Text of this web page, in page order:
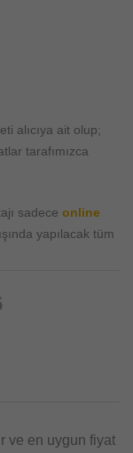
alıcıya ait olup;
tarafımızca
sadece online
yapılacak tüm
ve en uygun fiyat